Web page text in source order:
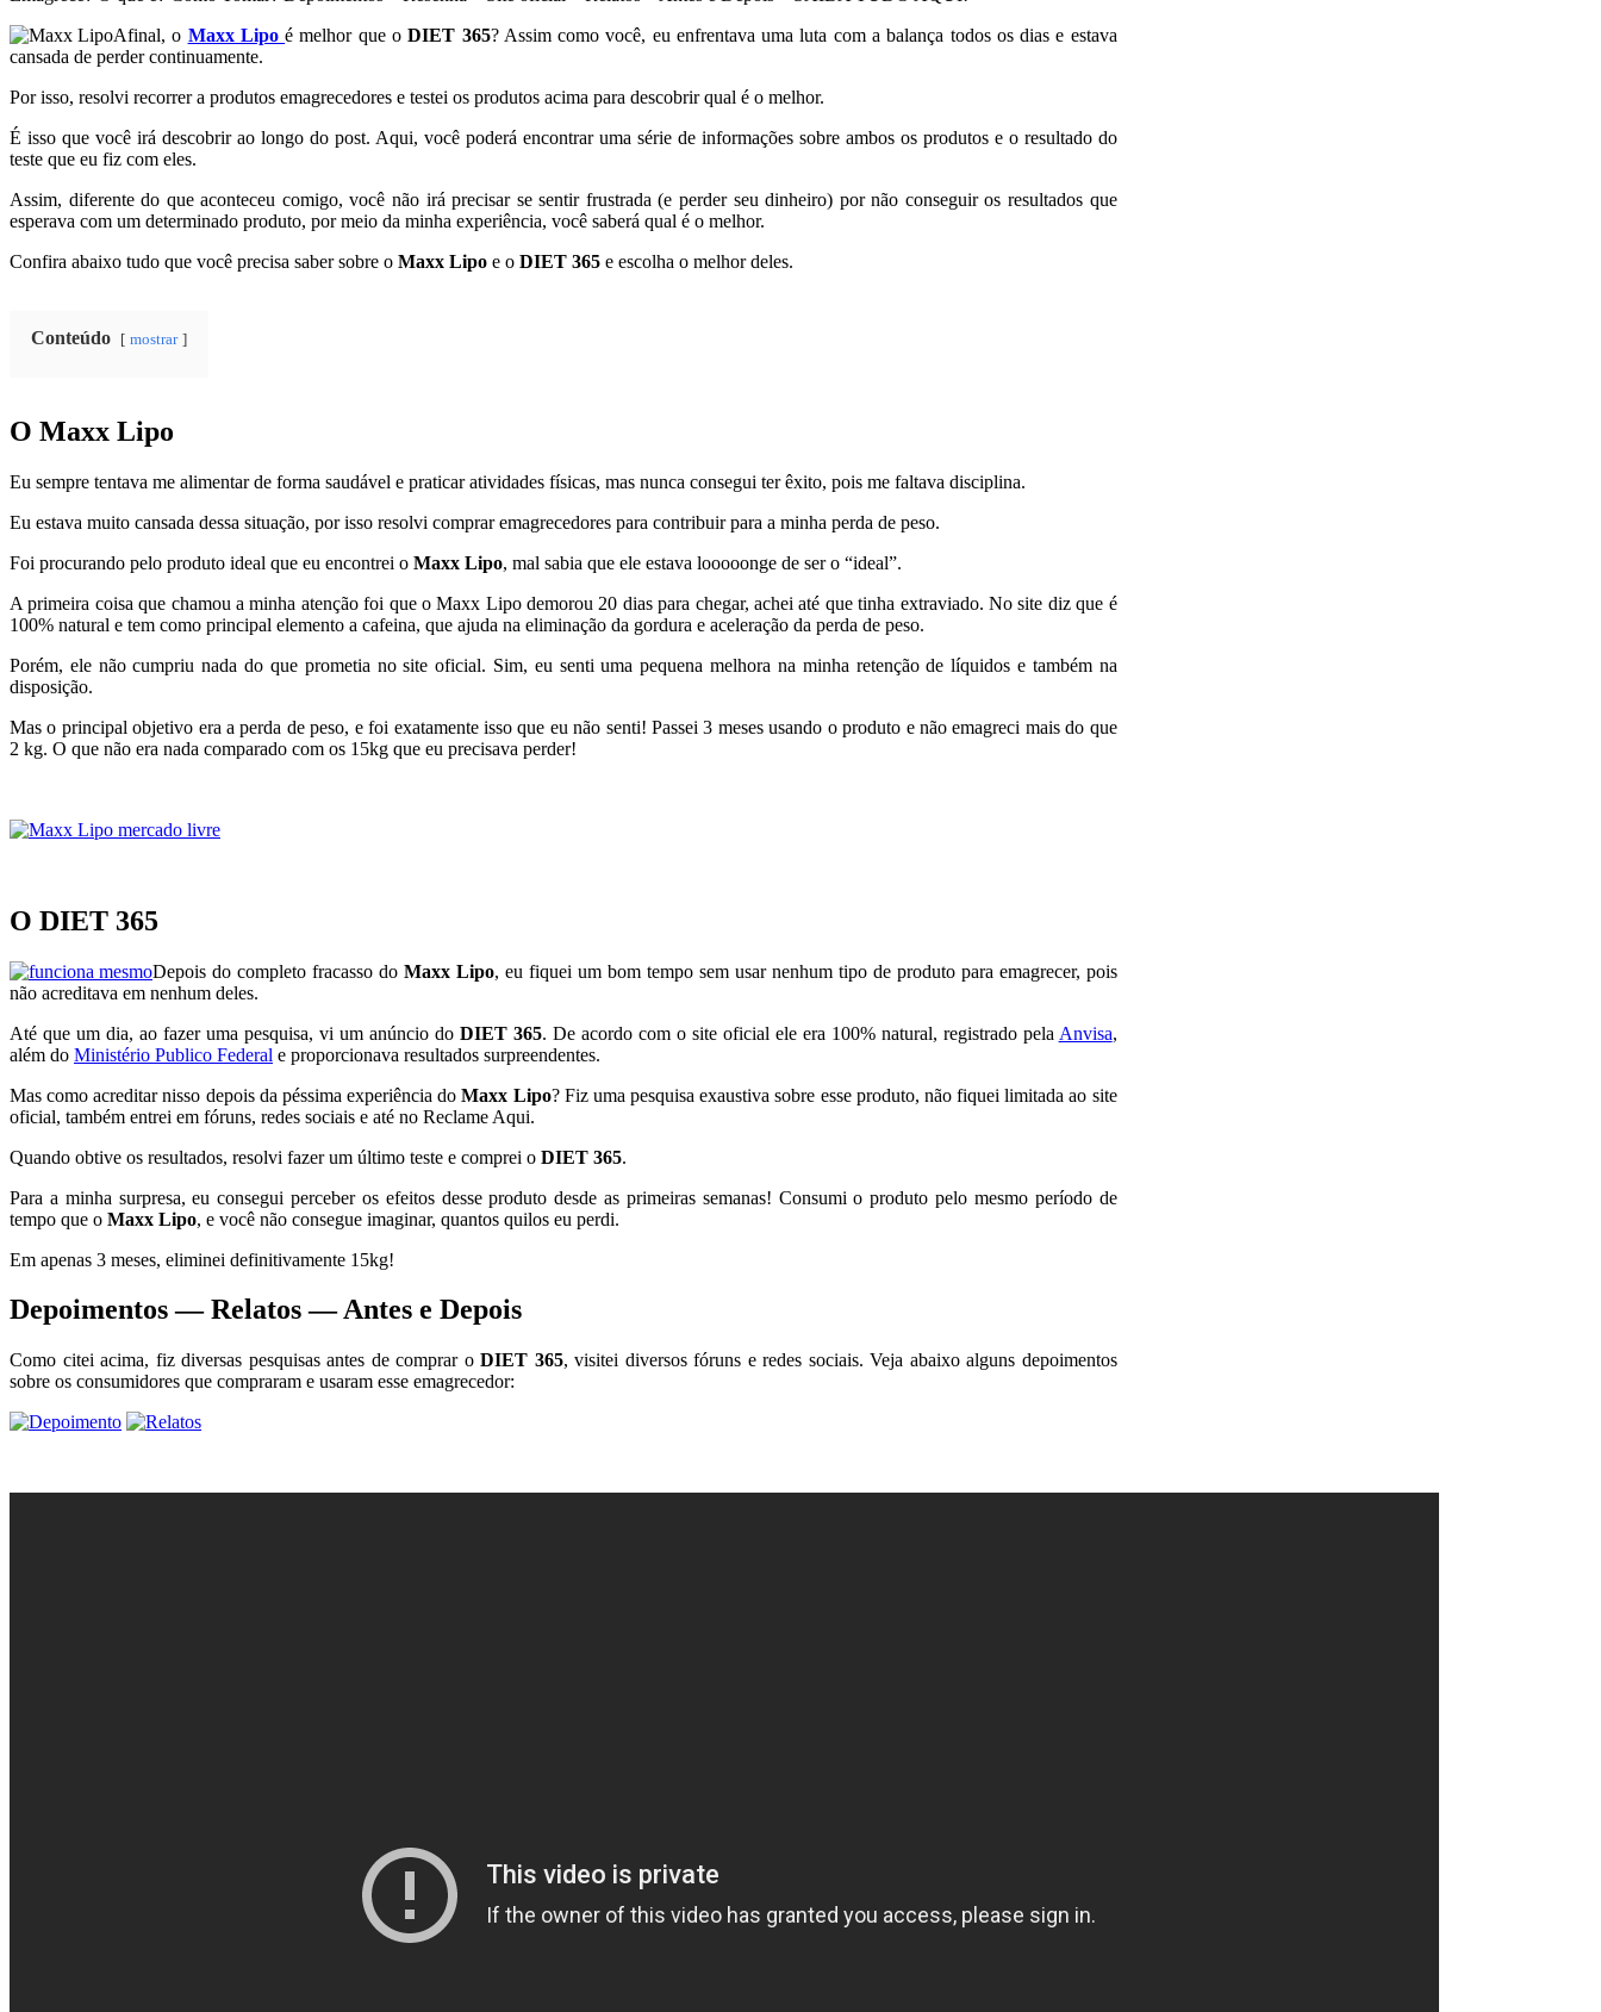
Afinal, o Maxx Lipoé melhor que oDIET 365? Assim como você, eu enfrentava uma luta com a balança todos os dias e estava
cansada de perder continuamente.
Por isso, resolvi recorrer a produtos emagrecedores e testei os produtos acima para descobrir qual é o melhor.
É isso que você irá descobrir ao longo do post. Aqui, você poderá encontrar uma série de informações sobre ambos os produtos e o resultado do
teste que eu fiz com eles.
Assim, diferente do que aconteceu comigo, você não irá precisar se sentir frustrada (e perder seu dinheiro) por não conseguir os resultados que
esperava com um determinado produto, por meio da minha experiência, você saberá qual é o melhor.
Confira abaixo tudo que você precisa saber sobre o Maxx Lipo e o DIET 365 e escolha o melhor deles.
Conteúdo mostrar
O Maxx Lipo
Eu sempre tentava me alimentar de forma saudável e praticar atividades físicas, mas nunca consegui ter êxito, pois me faltava disciplina.
Eu estava muito cansada dessa situação, por isso resolvi comprar emagrecedores para contribuir para a minha perda de peso.
Foi procurando pelo produto ideal que eu encontrei o Maxx Lipo, mal sabia que ele estava looooonge de ser o “ideal”.
A primeira coisa que chamou a minha atenção foi que o Maxx Lipo demorou 20 dias para chegar, achei até que tinha extraviado. No site diz que é
100% natural e tem como principal elemento a cafeina, que ajuda na eliminação da gordura e aceleração da perda de peso.
Porém, ele não cumpriu nada do que prometia no site oficial. Sim, eu senti uma pequena melhora na minha retenção de líquidos e também na
disposição.
Mas o principal objetivo era a perda de peso, e foi exatamente isso que eu não senti! Passei 3 meses usando o produto e não emagreci mais do que
2 kg. O que não era nada comparado com os 15kg que eu precisava perder!
O DIET 365
Depois do completo fracasso do Maxx Lipo, eu fiquei um bom tempo sem usar nenhum tipo de produto para emagrecer, pois
não acreditava em nenhum deles.
Até que um dia, ao fazer uma pesquisa, vi um anúncio do DIET 365. De acordo com o site oficial ele era 100% natural, registrado pela Anvisa,
além do Ministério Publico Federal e proporcionava resultados surpreendentes.
Mas como acreditar nisso depois da péssima experiência doMaxx Lipo? Fiz uma pesquisa exaustiva sobre esse produto, não fiquei limitada ao site
oficial, também entrei em fóruns, redes sociais e até no Reclame Aqui.
Quando obtive os resultados, resolvi fazer um último teste e comprei o DIET 365.
Para a minha surpresa, eu consegui perceber os efeitos desse produto desde as primeiras semanas! Consumi o produto pelo mesmo período de
tempo que o Maxx Lipo, e você não consegue imaginar, quantos quilos eu perdi.
Em apenas 3 meses, eliminei definitivamente 15kg!
Depoimentos — Relatos — Antes e Depois
Como citei acima, fiz diversas pesquisas antes de comprar oDIET 365, visitei diversos fóruns e redes sociais. Veja abaixo alguns depoimentos
sobre os consumidores que compraram e usaram esse emagrecedor: